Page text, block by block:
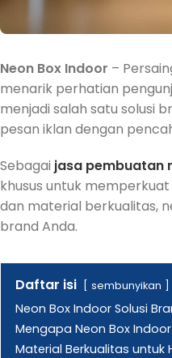
Neon Box Indoor –
menarik perhatian
menjadi salah satu solusi
pesan iklan dengan
Sebagai jasa pembuatan
khusus untuk
dan material berkualitas,
brand Anda.
Daftar isi sembunyikan
Neon Box Indoor Solusi
Mengapa Neon Box
Material Berkualitas untuk